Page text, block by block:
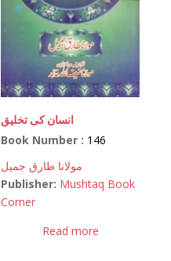
انسان کی تخلیق
Book Number : 146
مولانا طارق جمیل
Publisher: Mushtaq Book
Corner
Read more